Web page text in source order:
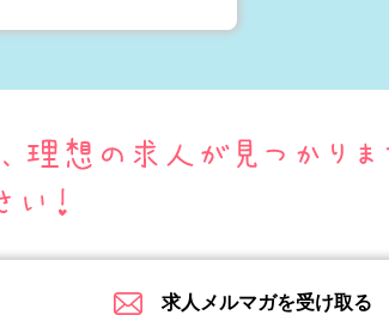
求人メルマガを受け取る